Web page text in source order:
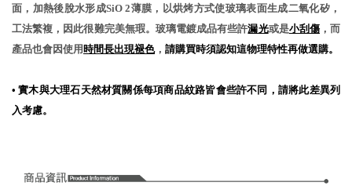
面，加熱後脫水形成SiO 2薄膜，以烘烤方式使玻璃表面生成二氧化矽，
工法繁複，因此很難完美無瑕。玻璃電鍍成品有些許漏光或是小刮傷，而
產品也會因使用時間長出現褪色， 請購買時須認知這物理特性再做選購。
• 實木與大理石天然材質關係每項商品紋路皆會些許不同，請將此差異列
入考慮。